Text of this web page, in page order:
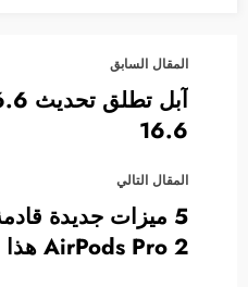
المقال السابق
16.6
المقال التالي
5 ميزات جديدة
AirPods Pro 2 هذا العام 2023